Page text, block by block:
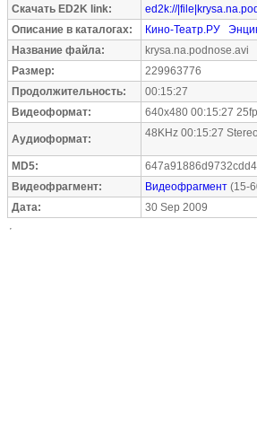
Скачать ED2K link:
ed2k://
Описание в каталогах:
Кино-Театр.РУ
Название файла:
krysa.na.podnose.avi
Размер:
229963776
Продолжительность:
00:15:27
Видеоформат:
640x480 00:15:27
Аудиоформат: 48KHz 00:15:27
MD5:
Видеофрагмент:
Видеофрагмент (15-
Дата:
30 Sep 2009